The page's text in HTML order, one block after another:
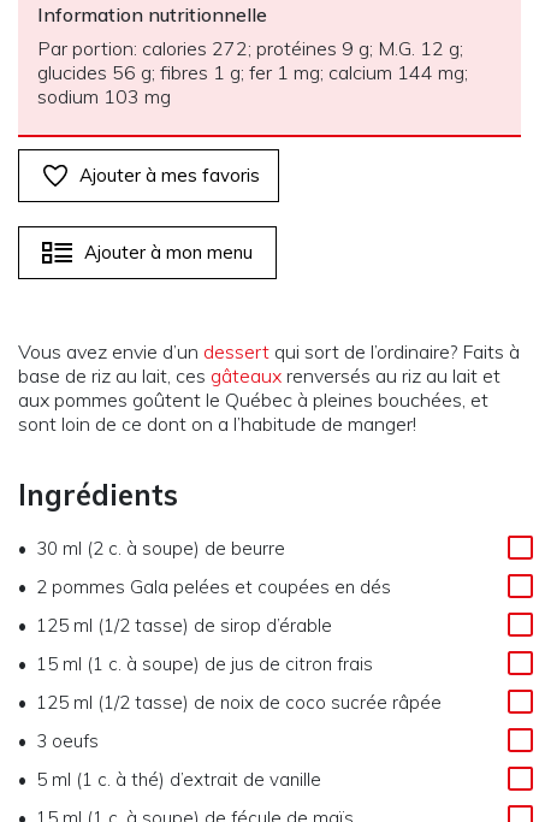
Information nutritionnelle
Par portion: calories 272; protéines 9 g; M.G. 12 g;
glucides 56 g; fibres 1 g; fer 1 mg; calcium 144 mg;
sodium 103 mg
Ajouter à mes favoris
Ajouter à mon menu
Vous avez envie d’un dessert qui sort de l’ordinaire? Faits à
base de riz au lait, ces gâteaux renversés au riz au lait et
aux pommes goûtent le Québec à pleines bouchées, et
sont loin de ce dont on a l’habitude de manger!
Ingrédients
30 ml (2 c. à soupe) de beurre
2 pommes Gala pelées et coupées en dés
125 ml (1/2 tasse) de sirop d’érable
15 ml (1 c. à soupe) de jus de citron frais
125 ml (1/2 tasse) de noix de coco sucrée râpée
3 oeufs
5 ml (1 c. à thé) d’extrait de vanille